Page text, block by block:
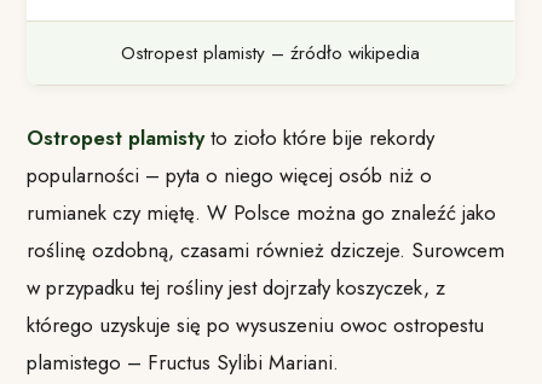
Ostropest plamisty – źródło wikipedia
Ostropest plamistyto zioło które bije rekordy
popularności – pyta o niego więcej osób niż o
rumianek czy miętę. W Polsce można go znaleźć jako
roślinę ozdobną, czasami również dziczeje. Surowcem
w przypadku tej rośliny jest dojrzały koszyczek, z
którego uzyskuje się po wysuszeniu owoc ostropestu
plamistego – Fructus Sylibi Mariani.